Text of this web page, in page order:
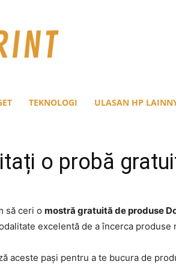
TEKNOLOGI ULASAN HP
o probă
să ceri o mostră gratuită de produse
excelentă de a încerca produse
aceste pași pentru a te bucura de